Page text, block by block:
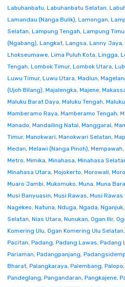
Labuhanbatu, Labuhanbatu Selatan,
Lamandau (Nanga Bulik), Lamongan,
Selatan, Lampung Tengah, Lampung
(Ngabang), Langkat, Langsa, Lanny Jaya,
Lhokseumawe, Lima Puluh Kota, Lingga,
Tengah, Lombok Timur, Lombok Utara,
Luwu Timur, Luwu Utara, Madiun,
(Ujoh Bilang), Majalengka, Majene,
Maluku Barat Daya, Maluku Tengah,
Mamberamo Raya, Mamberamo Tengah,
Manado, Mandailing Natal, Manggarai,
Timur, Manokwari, Manokwari Selatan,
Medan, Melawi (Nanga Pinoh), Mempawah,
Metro, Mimika, Minahasa, Minahasa
Minahasa Utara, Mojokerto, Morowali,
Muaro Jambi, Mukomuko, Muna, Muna
Musi Banyuasin, Musi Rawas, Musi Rawas
Nagekeo, Natuna, Nduga, Ngada, Nganjuk,
Selatan, Nias Utara, Nunukan, Ogan Ilir,
Komering Ulu, Ogan Komering Ulu Selatan,
Pacitan, Padang, Padang Lawas, Padang
Pariaman, Padangpanjang,
Bharat, Palangkaraya, Palembang, Palopo,
Pandeglang, Pangandaran, Pangkajene,